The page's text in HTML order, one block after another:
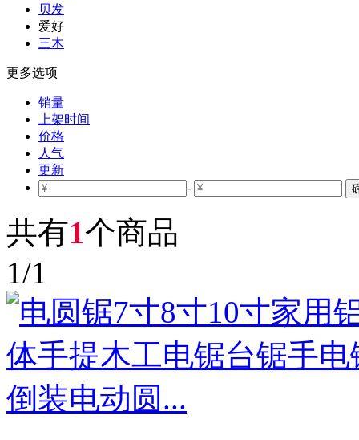
贝发
爱好
三木
更多选项
销量
上架时间
价格
人气
更新
-
共有1个商品
1/1